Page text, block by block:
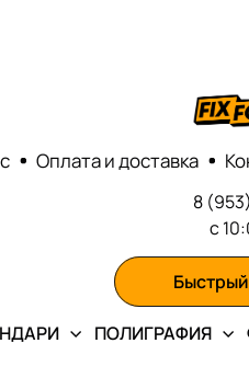
Оплата и доставка
8
с
Быстрый
ПОЛИГРАФИЯ